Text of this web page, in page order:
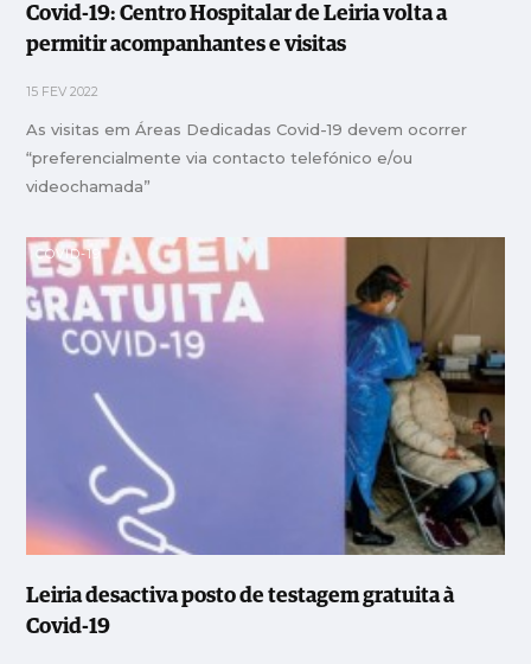
Covid-19: Centro Hospitalar de Leiria volta a
permitir acompanhantes e visitas
15 FEV 2022
As visitas em Áreas Dedicadas Covid-19 devem ocorrer
“preferencialmente via contacto telefónico e/ou
videochamada”
COVID-19
Leiria desactiva posto de testagem gratuita à
Covid-19